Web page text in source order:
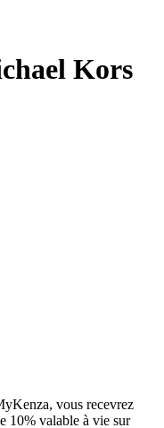
Kors
vous recevrez
10% valable à vie sur